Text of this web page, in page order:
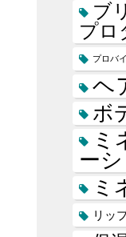
ブ
プロ
プロバ
ヘ
ボ
ミ
ー
ミ
リッ